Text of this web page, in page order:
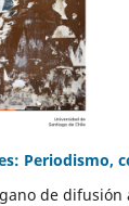
Periodismo,
de difusión